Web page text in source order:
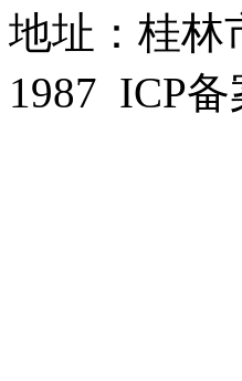
地址：桂林
1987 ICP备